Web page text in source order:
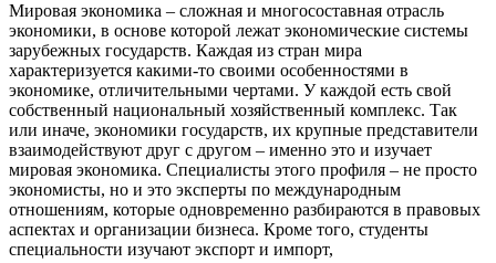
Мировая экономика – сложная и многосоставная отрасль
экономики, в основе которой лежат экономические системы
зарубежных государств. Каждая из стран мира
характеризуется какими-то своими особенностями в
экономике, отличительными чертами. У каждой есть свой
собственный национальный хозяйственный комплекс. Так
или иначе, экономики государств, их крупные представители
взаимодействуют друг с другом – именно это и изучает
мировая экономика. Специалисты этого профиля – не просто
экономисты, но и это эксперты по международным
отношениям, которые одновременно разбираются в правовых
аспектах и организации бизнеса. Кроме того, студенты
специальности изучают экспорт и импорт,